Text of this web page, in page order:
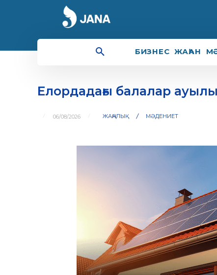
БИЗНЕС ЖАҺАН
Елордадағы балалар
06/08/2026 ЖАҢАЛЫҚ МӘДЕНИЕТ